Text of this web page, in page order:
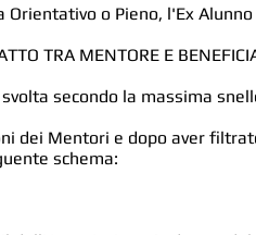
Orientativo o Pieno, l'Ex
TRA MENTORE E
secondo la massima
dei Mentori e dopo aver
schema: